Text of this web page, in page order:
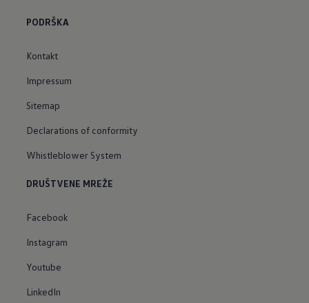
PODRŠKA
Kontakt
Impressum
Sitemap
Declarations of conformity
Whistleblower System
DRUŠTVENE MREŽE
Facebook
Instagram
Youtube
LinkedIn